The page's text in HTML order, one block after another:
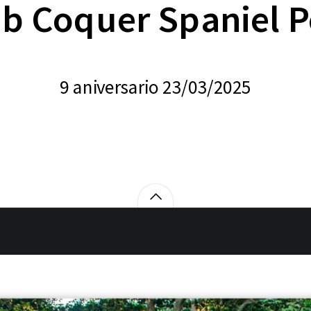
Coquer Spaniel
9 aniversario 23/03/2025